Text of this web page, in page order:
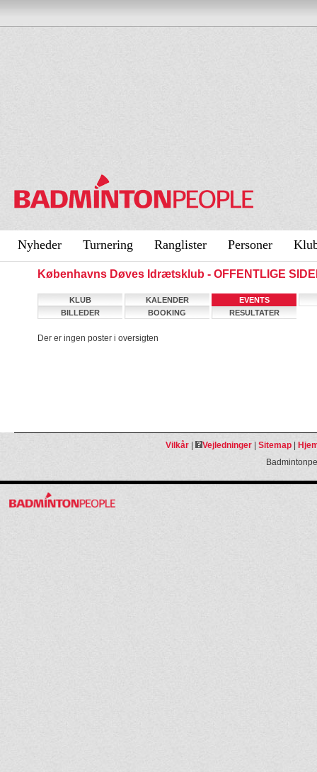
Nyheder Turnering Ranglister Personer
Københavns Døves Idrætsklub - OFFENTLIGE
KLUB KALENDER
EVENTS
BILLEDER
BOOKING RESULTATER
Der er ingen poster i oversigten
Vilkår| Vejledninger| Sitemap|